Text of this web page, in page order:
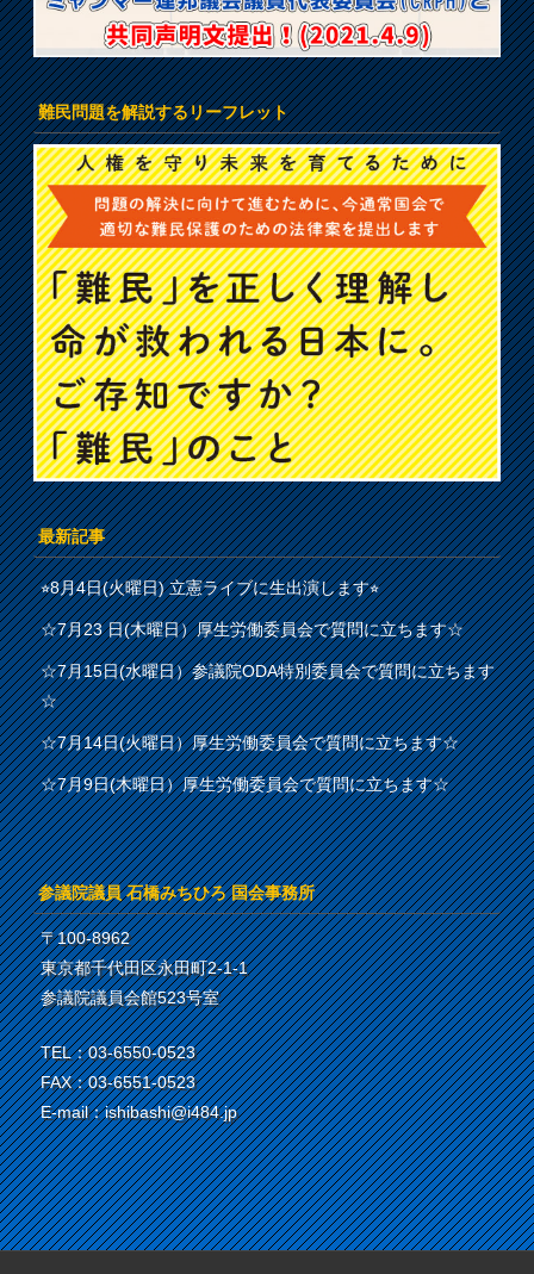
難民問題を解説するリーフレット
最新記事
⭐︎8月4日(火曜日) 立憲ライブに生出演します⭐︎
☆7月23 日(木曜日）厚生労働委員会で質問に立ちます☆
☆7月15日(水曜日）参議院ODA特別委員会で質問に立ちます
☆
☆7月14日(火曜日）厚生労働委員会で質問に立ちます☆
☆7月9日(木曜日）厚生労働委員会で質問に立ちます☆
参議院議員 石橋みちひろ 国会事務所
〒100-8962
東京都千代田区永田町2-1-1
参議院議員会館523号室
TEL：03-6550-0523
FAX：03-6551-0523
E-mail：ishibashi@i484.jp